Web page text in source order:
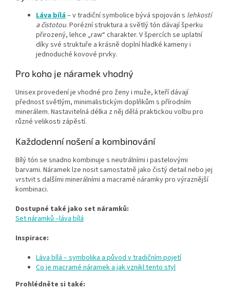
Láva bílá– v tradiční symbolice bývá spojován s lehkostí
a čistotou. Porézní struktura a světlý tón dávají šperku
přirozený, lehce „raw“ charakter. V špercích se uplatní
díky své struktuře a krásně doplní hladké kameny i
jednoduché kovové prvky.
Pro koho je náramek vhodný
Unisex provedení je vhodné pro ženy i muže, kteří dávají
přednost světlým, minimalistickým doplňkům s přírodním
minerálem. Nastavitelná délka z něj dělá praktickou volbu pro
různé velikosti zápěstí.
Každodenní nošení a kombinování
Bílý tón se snadno kombinuje s neutrálními i pastelovými
barvami. Náramek lze nosit samostatně jako čistý detail nebo jej
vrstvit s dalšími minerálními a macramé náramky pro výraznější
kombinaci.
Dostupné také jako set náramků:
Set náramků –láva bílá
Inspirace:
Láva bílá – symbolika a původ v tradičním pojetí
Co je macramé náramek a jak vznikl tento styl
Prohlédněte si také: